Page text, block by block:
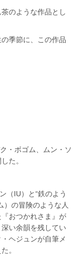
のような作品とし
季節に、この作品
・ボゴム、ムン・ソ
た。
（IU）と“鉄のよう
）の冒険のような人
おつかれさま』が
い余韻を残してい
ヘジュンが自筆メ
。